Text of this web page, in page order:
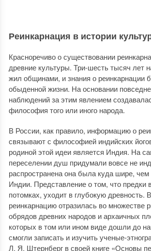
Реинкарнация в истории
Красноречиво о существовании
древние культуры. Три-шесть тысяч лет
жил общинами, и знания о реинкарнации
обыденной жизни. На основании
наблюдений за этим явлением
философия того или иного народа.
В России, как правило, информацию о
связывают с философией индийских
родиной этой идеи является Индия. На
переселении душ придумали вовсе не
распространена она была куда шире, чем
Индии. Представление о том, что предки
потомках, уходит в глубокую древность.
реинкарнацию отразилась во множестве
обрядов древних народов и архаичных
которых в том или ином виде дошли до
смогли записать и изучить ученые-
Л. Я. Штернберг в своей книге «Основы